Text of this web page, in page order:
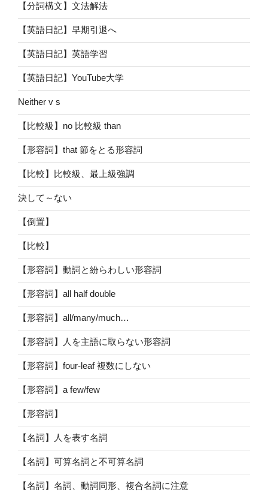
【分詞構文】文法解法
【英語日記】早期引退へ
【英語日記】英語学習
【英語日記】YouTube大学
Neither v s
【比較級】no 比較級 than
【形容詞】that 節をとる形容詞
【比較】比較級、最上級強調
決して～ない
【倒置】
【比較】
【形容詞】動詞と紛らわしい形容詞
【形容詞】all half double
【形容詞】all/many/much…
【形容詞】人を主語に取らない形容詞
【形容詞】four-leaf 複数にしない
【形容詞】a few/few
【形容詞】
【名詞】人を表す名詞
【名詞】可算名詞と不可算名詞
【名詞】名詞、動詞同形、複合名詞に注意